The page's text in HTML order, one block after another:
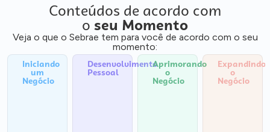
Conteúdos de acordo com
o seu Momento
Veja o que o Sebrae tem para você de acordo com o seu
momento:
Iniciando
um
Negócio
Desenvolvimento
Pessoal
Aprimorando
o
Negócio
Expandindo
o
Negócio